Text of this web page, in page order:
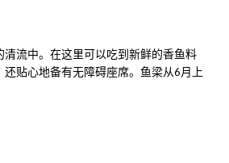
清流中。在这里可以吃到新鲜的香鱼料
贴心地备有无障碍座席。鱼梁从6月上